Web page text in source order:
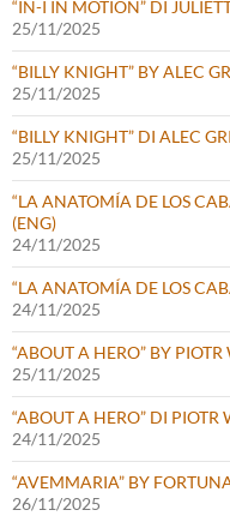
“IN-I IN MOTION” DI
25/11/2025
“BILLY KNIGHT” BY ALEC
25/11/2025
“BILLY KNIGHT” DI ALEC
25/11/2025
“LA ANATOMÍA DE LOS
(ENG)
24/11/2025
“LA ANATOMÍA DE LOS
24/11/2025
“ABOUT A HERO” BY
25/11/2025
“ABOUT A HERO” DI PIOTR
24/11/2025
“AVEMMARIA” BY
26/11/2025